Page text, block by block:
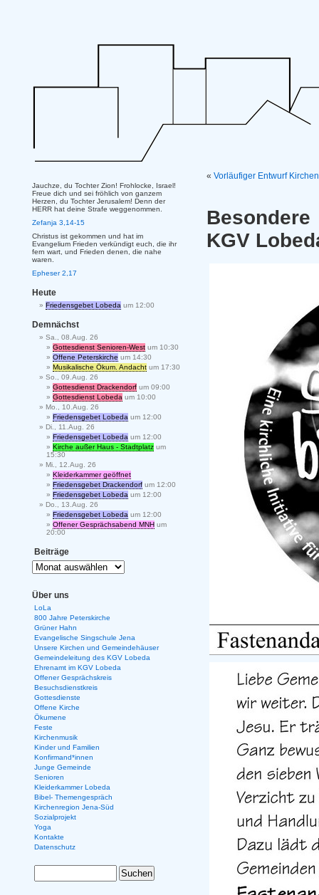
« Vorläufiger Entwurf
KGV
Jauchze, du Tochter Zion! Frohlocke, Israel!
Freue dich und sei fröhlich von ganzem
Herzen, du Tochter Jerusalem! Denn der
HERR hat deine Strafe weggenommen.
Zefanja 3,14-15
Christus ist gekommen und hat im
Evangelium Frieden verkündigt euch, die ihr
fern wart, und Frieden denen, die nahe
waren.
Epheser 2,17
Heute
Friedensgebet Lobeda um 12:00
Demnächst
Sa., 08.Aug. 26
Gottesdienst Senioren-West um 10:30
Offene Peterskirche um 14:30
Musikalische Ökum. Andacht um 17:30
So., 09.Aug. 26
Gottesdienst Drackendorf um 09:00
Gottesdienst Lobeda um 10:00
Mo., 10.Aug. 26
Friedensgebet Lobeda um 12:00
Di., 11.Aug. 26
Friedensgebet Lobeda um 12:00
Kirche außer Haus - Stadtplatz um
15:30
Mi., 12.Aug. 26
Kleiderkammer geöffnet
Friedensgebet Drackendorf um 12:00
Friedensgebet Lobeda um 12:00
Do., 13.Aug. 26
Friedensgebet Lobeda um 12:00
Offener Gesprächsabend MNH um
20:00
Beiträge
Über uns
LoLa
800 Jahre Peterskirche
Grüner Hahn
Evangelische Singschule Jena
Unsere Kirchen und Gemeindehäuser
Gemeindeleitung des KGV Lobeda
Ehrenamt im KGV Lobeda
Offener Gesprächskreis
Besuchsdienstkreis
Gottesdienste
Offene Kirche
Ökumene
Feste
Kirchenmusik
Kinder und Familien
Konfirmand*innen
Junge Gemeinde
Senioren
Kleiderkammer Lobeda
Bibel- Themengespräch
Kirchenregion Jena-Süd
Sozialprojekt
Yoga
Kontakte
Datenschutz